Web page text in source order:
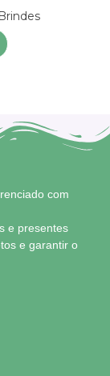
com
e presentes
e garantir o